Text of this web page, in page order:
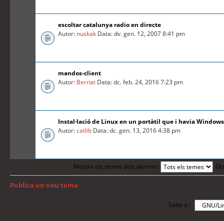
escoltar catalunya radio en directe
Autor: nuskak Data: dv. gen. 12, 2007 8:41 pm
mandos-client
Autor: Bernat Data: dc. feb. 24, 2016 7:23 pm
Instal·lació de Linux en un portàtil que i havia
Autor:catlib Data: dc. gen. 13, 2016 4:38 pm
Mostra els temes dels darrers:
Publica un nou tema
Salta a :